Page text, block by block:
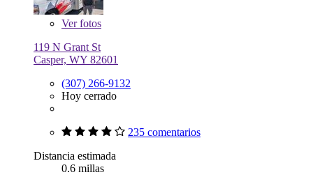
Verfotos
119 N Grant St
Casper, WY 82601
(307) 266-9132
Hoy cerrado
235 comentarios
Distancia estimada
0.6 millas